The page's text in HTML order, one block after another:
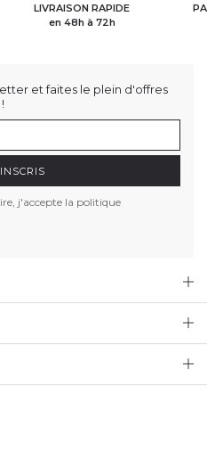
LIVRAISON RAPIDE
en 48h à 72h
et faites le plein d'offres
j'accepte la politique